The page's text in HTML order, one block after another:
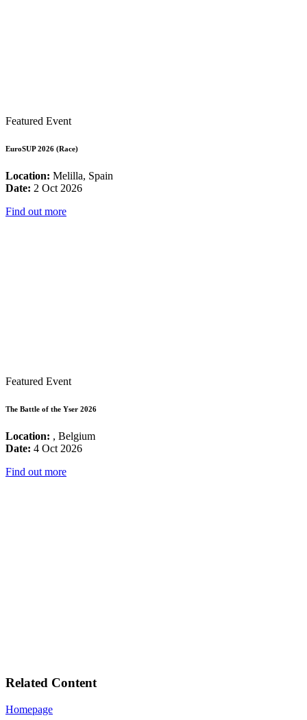
Featured Event
EuroSUP 2026 (Race)
Location: Melilla, Spain
Date: 2 Oct 2026
Find out more
Featured Event
The Battle of the Yser 2026
Location: , Belgium
Date: 4 Oct 2026
Find out more
Related Content
Homepage